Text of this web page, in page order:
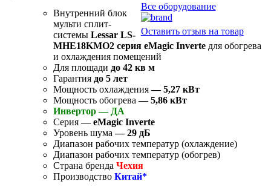
Все оборудование
Оставить отзыв на товар
Внутренний блок
мульти сплит-
системы Lessar LS-
MHE18KMО2 серия eMagic Inverte для обогрева
и охлаждения помещений
Для площади до 42 кв м
Гарантия до 5 лет
Мощность охлаждения— 5,27 кВт
Мощность обогрева— 5,86 кВт
Инвертор — ДА
Серия— eMagic Inverte
Уровень шума— 29 дБ
Диапазон рабочих температур (охлаждение)
Диапазон рабочих температур (обогрев)
Страна бренда Чехия
Производство Китай*